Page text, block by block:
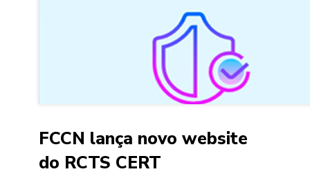
FCCN lança novo website
do RCTS CERT